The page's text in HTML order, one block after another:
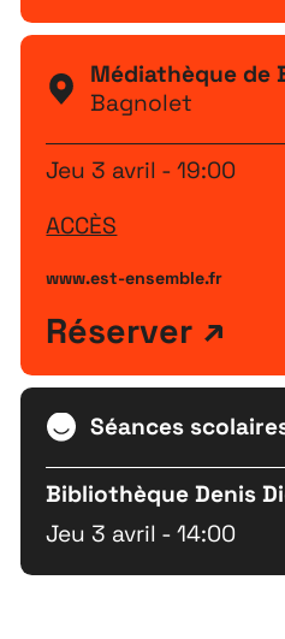
Extensions26
26 JUILLET ↘ 5
Médiathèque de
Bagnolet
Jeu 3 avril - 19:00
ACCÈS
www.est-ensemble.fr
Réserver
Séances
Bibliothèque Denis
Jeu 3 avril - 14:00